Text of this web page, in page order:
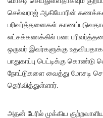
செல்வராஜ் ஆகியோரின்
பரிவர்த்தனைகள்
லட்சக்கணக்கில் பண
ஒருவர் இவர்களுக்கு
பாதுகாப்பு பெட்டிக்கு கொண்டு
நோட்டுகளை வைத்து மோசடி
தெரிவித்துள்ளார்.
அதன் பேரில் முக்கிய